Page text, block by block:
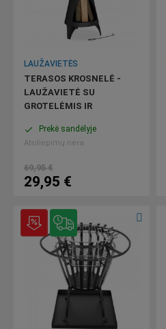
LAUŽAVIETĖS
TERASOS KROSNELĖ -
LAUŽAVIETĖ SU
GROTELĖMIS IR
done Prekė sandėlyje
Atsiliepimų nėra
69,95 €
29,95 €